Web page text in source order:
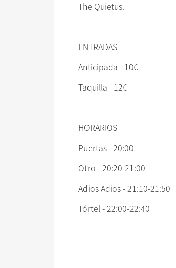
The Quietus.
ENTRADAS
Anticipada - 10€
Taquilla - 12€
HORARIOS
Puertas - 20:00
Otro - 20:20-21:00
Adios Adios - 21:10-21:50
Tórtel - 22:00-22:40